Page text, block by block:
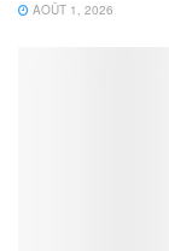
AOÛT 1, 2026